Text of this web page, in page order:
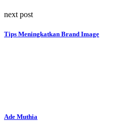
next post
Tips Meningkatkan Brand Image
Ade Muthia